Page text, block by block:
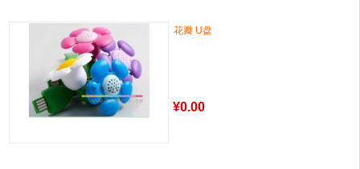
花瓣 U盘
¥0.00